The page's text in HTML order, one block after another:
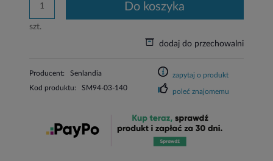
szt.
do koszyka
dodaj do przechowalni
Producent:
Senlandia
Kod produktu:
SM94-03-140
zapytaj o produkt
poleć znajomemu